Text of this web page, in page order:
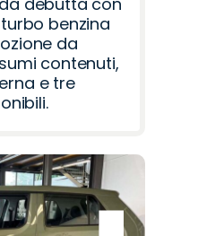
benzina
da
contenuti,
e tre